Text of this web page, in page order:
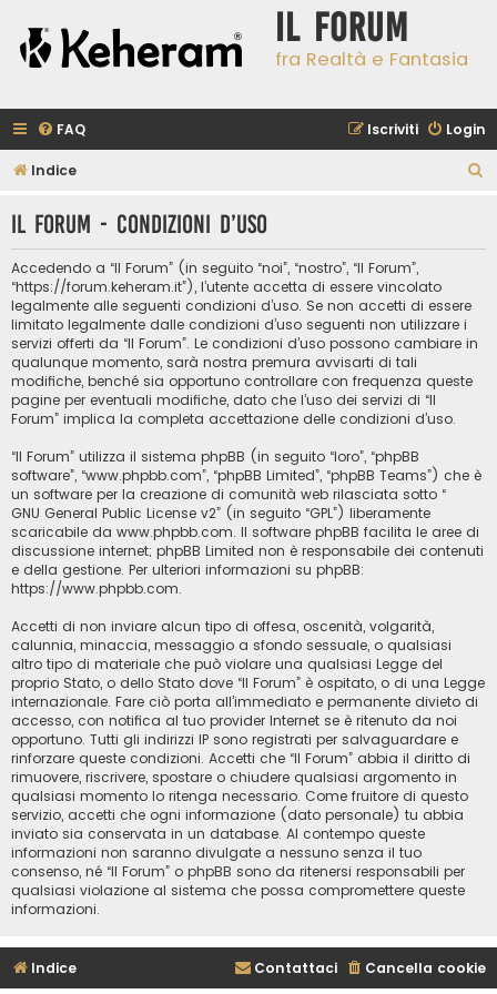
Il Forum
fra Realtà e Fantasia
FAQ Login
Iscriviti
Indice
c
Il Forum - Condizioni d’uso
Accedendo a “Il Forum” (in seguito “noi”, “nostro”, “Il Forum”,
“https://forum.keheram.it”), l’utente accetta di essere vincolato
legalmente alle seguenti condizioni d’uso. Se non accetti di essere
limitato legalmente dalle condizioni d’uso seguenti non utilizzare i
servizi offerti da “Il Forum”. Le condizioni d’uso possono cambiare in
qualunque momento, sarà nostra premura avvisarti di tali
modifiche, benché sia opportuno controllare con frequenza queste
pagine per eventuali modifiche, dato che l’uso dei servizi di “Il
Forum” implica la completa accettazione delle condizioni d’uso.
“Il Forum” utilizza il sistema phpBB (in seguito “loro”, “phpBB
software”, “www.phpbb.com”, “phpBB Limited”, “phpBB Teams”) che è
un software per la creazione di comunità web rilasciata sotto “
GNU General Public License v2” (in seguito “GPL”) liberamente
scaricabile da www.phpbb.com. Il software phpBB facilita le aree di
discussione internet; phpBB Limited non è responsabile dei contenuti
e della gestione. Per ulteriori informazioni su phpBB:
https://www.phpbb.com.
Accetti di non inviare alcun tipo di offesa, oscenità, volgarità,
calunnia, minaccia, messaggio a sfondo sessuale, o qualsiasi
altro tipo di materiale che può violare una qualsiasi Legge del
proprio Stato, o dello Stato dove “Il Forum” è ospitato, o di una Legge
internazionale. Fare ciò porta all’immediato e permanente divieto di
accesso, con notifica al tuo provider Internet se è ritenuto da noi
opportuno. Tutti gli indirizzi IP sono registrati per salvaguardare e
rinforzare queste condizioni. Accetti che “Il Forum” abbia il diritto di
rimuovere, riscrivere, spostare o chiudere qualsiasi argomento in
qualsiasi momento lo ritenga necessario. Come fruitore di questo
servizio, accetti che ogni informazione (dato personale) tu abbia
inviato sia conservata in un database. Al contempo queste
informazioni non saranno divulgate a nessuno senza il tuo
consenso, né “Il Forum” o phpBB sono da ritenersi responsabili per
qualsiasi violazione al sistema che possa compromettere queste
informazioni.
Indice Cancella cookie
Contattaci